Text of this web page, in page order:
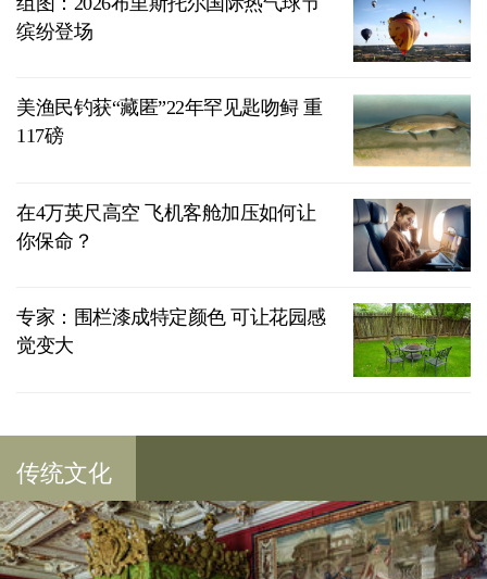
缤纷登场
美渔民钓获“藏匿”22年罕见匙吻鲟 重
117磅
在4万英尺高空 飞机客舱加压如何让
你保命？
专家：围栏漆成特定颜色 可让花园感
觉变大
传统文化